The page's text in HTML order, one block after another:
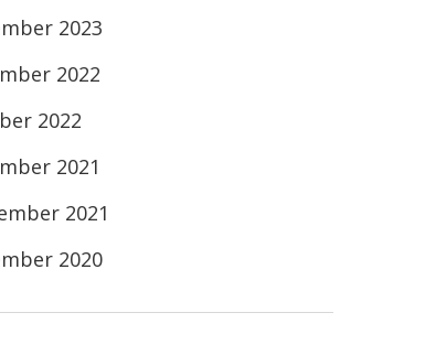
2023
2022
2022
2021
2021
2020